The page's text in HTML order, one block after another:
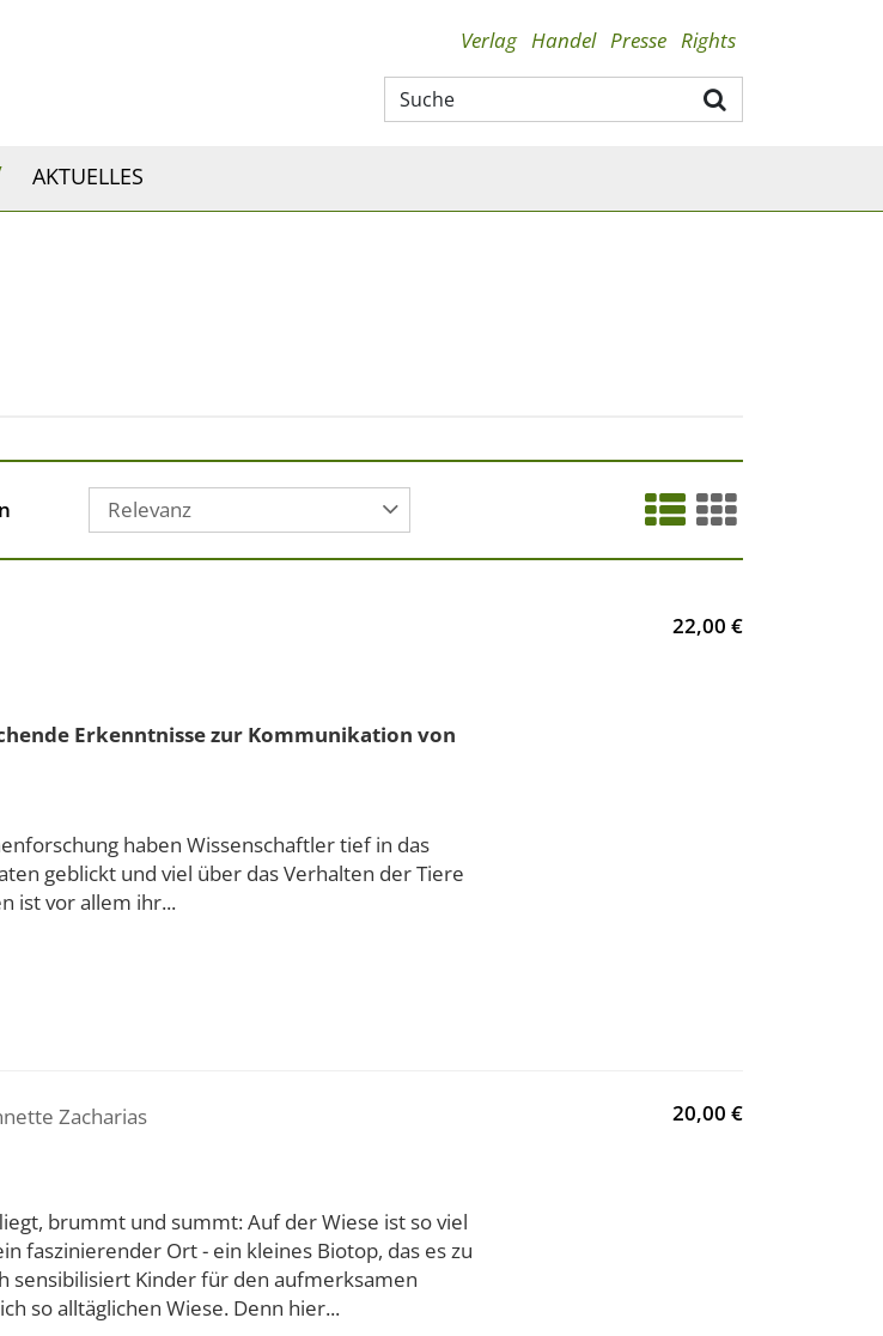
Verlag Handel Presse Rights
AKTUELLES
Relevanz
Erkenntnisse zur Kommunikation von
haben Wissenschaftler tief in das
geblickt und viel über das Verhalten der Tiere
ist vor allem ihr...
22,00 €
Zacharias
brummt und summt: Auf der Wiese ist so viel
faszinierender Ort - ein kleines Biotop, das es zu
sensibilisiert Kinder für den aufmerksamen
so alltäglichen Wiese. Denn hier...
20,00 €